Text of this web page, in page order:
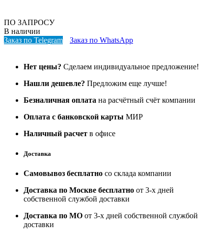
ПО ЗАПРОСУ
В наличии
Заказ по Telegram
Заказ по WhatsApp
Нет цены? Сделаем индивидуальное предложение!
Нашли дешевле? Предложим еще лучше!
Безналичная оплата на расчётный счёт компании
Оплата с банковской карты МИР
Наличный расчет в офисе
Доставка
Самовывоз бесплатно со склада компании
Доставка по Москве бесплатно от 3-х дней
собственной службой доставки
Доставка по МО от 3-х дней собственной службой
доставки